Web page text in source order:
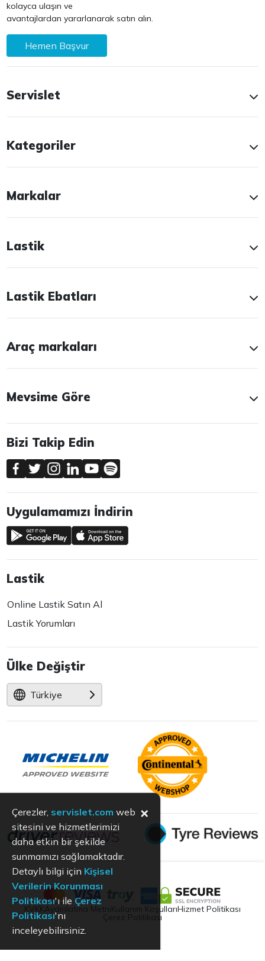
kolayca ulaşın ve
avantajlardan yararlanarak satın alın.
Hemen Başvur
Servislet
Kategoriler
Markalar
Lastik
Lastik Ebatları
Araç markaları
Mevsime Göre
Bizi Takip Edin
Uygulamamızı İndirin
Lastik
Online Lastik Satın Al
Lastik Yorumları
Ülke Değiştir
Türkiye
Aydınlatma Metni Kullanım KoşullarıHizmet Politikası
Çerez Politikası
Çerezler, servislet.com web
sitesini ve hizmetlerimizi
daha etkin bir şekilde
sunmamızı sağlamaktadır.
Detaylı bilgi için Kişisel
Verilerin Korunması
Politikası'ı ile Çerez
Politikası'nı
inceleyebilirsiniz.
×